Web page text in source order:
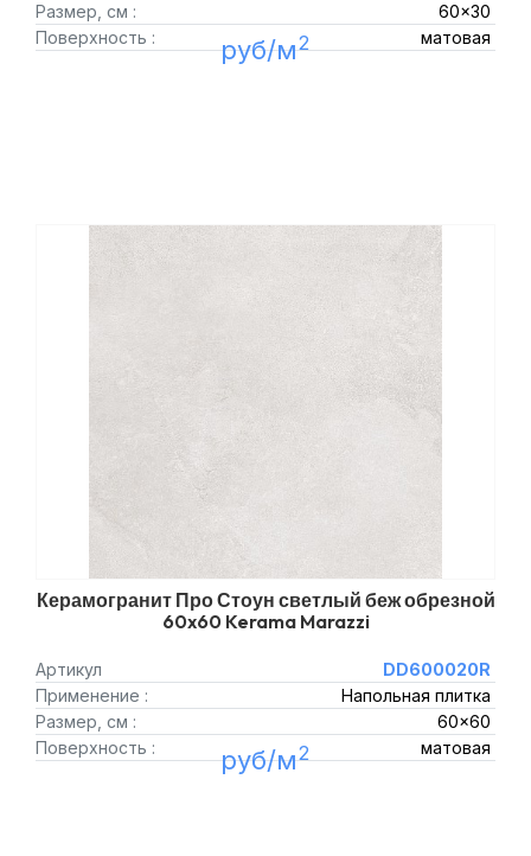
Размер, см :
60x30
Поверхность :
матовая
руб/м2
Керамогранит Про Стоун светлый беж обрезной
60x60 Kerama Marazzi
Артикул
DD600020R
Применение :
Напольная плитка
Размер, см :
60x60
Поверхность :
матовая
руб/м2